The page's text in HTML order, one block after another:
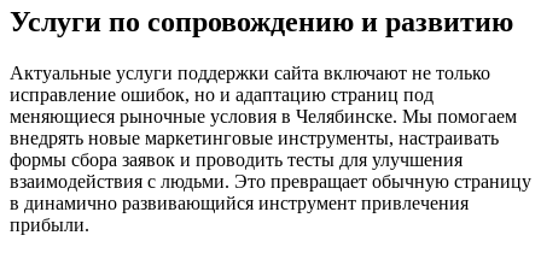
Услуги по сопровождению и развитию
Актуальные услуги поддержки сайта включают не только
исправление ошибок, но и адаптацию страниц под
меняющиеся рыночные условия в Челябинске. Мы помогаем
внедрять новые маркетинговые инструменты, настраивать
формы сбора заявок и проводить тесты для улучшения
взаимодействия с людьми. Это превращает обычную страницу
в динамично развивающийся инструмент привлечения
прибыли.